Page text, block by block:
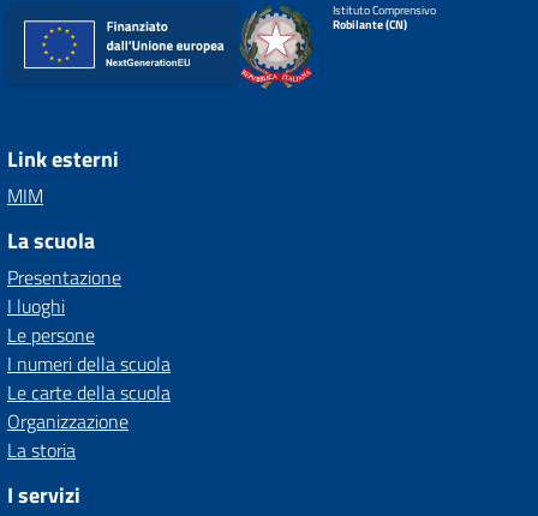
Istituto Comprensivo
Robilante (CN)
Link esterni
MIM
La scuola
Presentazione
I luoghi
Le persone
I numeri della scuola
Le carte della scuola
Organizzazione
La storia
I servizi